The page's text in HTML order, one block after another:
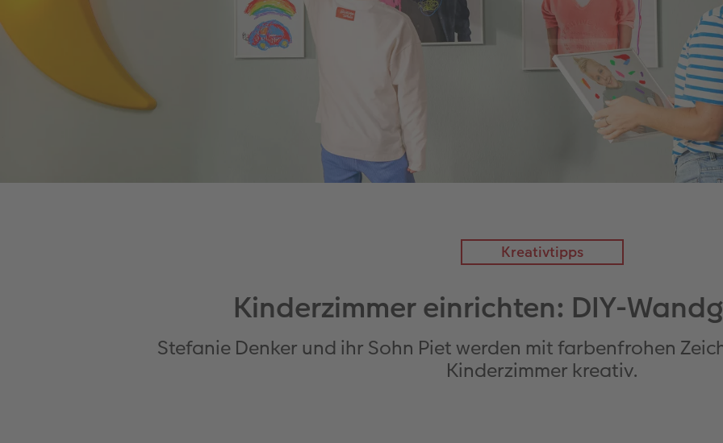
Kreativtipps
Kinderzimmer einrichten: DIY-
Stefanie Denker und ihr Sohn Piet werden mit farbenfrohen
Kinderzimmer kreativ.